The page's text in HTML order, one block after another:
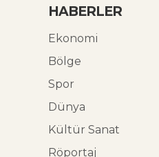
HABERLER
Ekonomi
Bölge
Spor
Dünya
Kültür Sanat
Röportaj